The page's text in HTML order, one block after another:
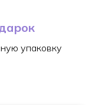
упаковку